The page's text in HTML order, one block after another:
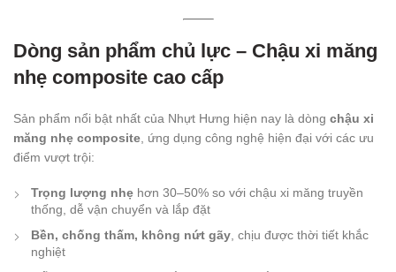
Dòng sản phẩm chủ lực – Chậu xi măng
nhẹ composite cao cấp
Sản phẩm nổi bật nhất của Nhựt Hưng hiện nay là dòng chậu xi
măng nhẹ composite , ứng dụng công nghệ hiện đại với các ưu
điểm vượt trội:
Trọng lượng nhẹ hơn 30–50% so với chậu xi măng truyền
thống, dễ vận chuyển và lắp đặt
Bền, chống thấm, không nứt gãy , chịu được thời tiết khắc
nghiệt